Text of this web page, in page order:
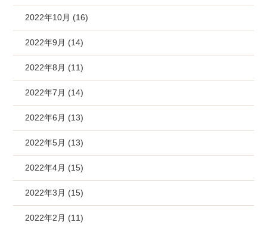
2022年10月 (16)
2022年9月 (14)
2022年8月 (11)
2022年7月 (14)
2022年6月 (13)
2022年5月 (13)
2022年4月 (15)
2022年3月 (15)
2022年2月 (11)